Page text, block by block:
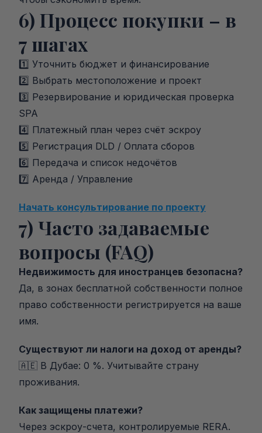
6) Процесс покупки – в
7 шагах
1️⃣ Уточнить бюджет и финансирование
2️⃣ Выбрать местоположение и проект
3️⃣ Резервирование и юридическая проверка
SPA
4️⃣ Платежный план через счёт эскроу
5️⃣ Регистрация DLD / Оплата сборов
6️⃣ Передача и список недочётов
7️⃣ Аренда / Управление
Начать консультирование по проекту
7) Часто задаваемые
вопросы (FAQ)
Недвижимость для иностранцев безопасна?
Да, в зонах бесплатной собственности полное
право собственности регистрируется на ваше
имя.
Существуют ли налоги на доход от аренды?
🇦🇪 В Дубае: 0 %. Учитывайте страну
проживания.
Как защищены платежи?
Через эскроу-счета, контролируемые RERA.